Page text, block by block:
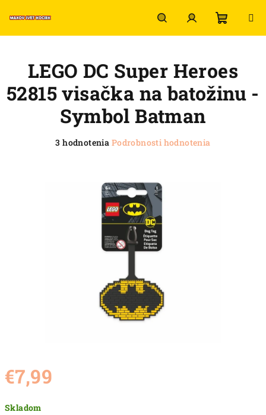
na
HľadaťPrihlásenie
košík
€7,99
cena:
Skladom
LEGO DC Super Heroes
52815 visačka na batožinu -
Symbol Batman
Priemerné
hviezdičiek.
3 hodnotenia Podrobnosti hodnotenia